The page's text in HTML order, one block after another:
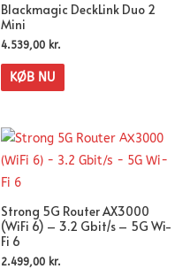
Blackmagic DeckLink Duo 2
Mini
4.539,00 kr.
KØB NU
Strong 5G Router AX3000
(WiFi 6) – 3.2 Gbit/s – 5G Wi-
Fi 6
2.499,00 kr.